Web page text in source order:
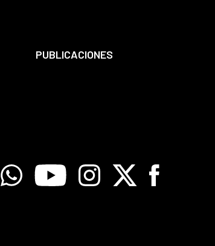
PUBLICACIONES
WhatsappYoutube Instagram
X Facebook